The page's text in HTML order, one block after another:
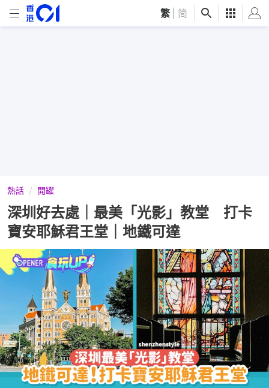
繁 简
熱話 開罐
深圳好去處｜最美「光影」教堂 打卡
寶安耶穌君王堂｜地鐵可達